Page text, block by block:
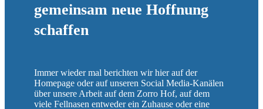
gemeinsam neue Hoffnung
schaffen
Immer wieder mal berichten wir hier auf der
Homepage oder auf unseren Social Media-Kanälen
über unsere Arbeit auf dem Zorro Hof, auf dem
viele Fellnasen entweder ein Zuhause oder eine